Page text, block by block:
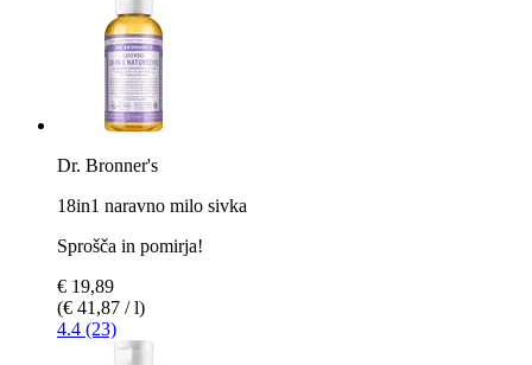
Dr. Bronner's
18in1 naravno milo sivka
Sprošča in pomirja!
€ 19,89
(€ 41,87 / l)
4.4 (23)